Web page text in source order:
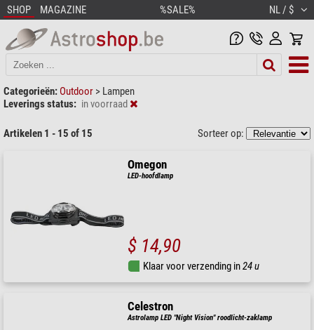
SHOP MAGAZINE %SALE% NL / $
Categorieën: Outdoor > Lampen
Leverings status: in voorraad
Artikelen 1 - 15 of 15 Sorteer op:
Omegon
LED-hoofdlamp
$ 14,90
Klaar voor verzending in24 u
Celestron
Astrolamp LED "Night Vision" roodlicht-zaklamp